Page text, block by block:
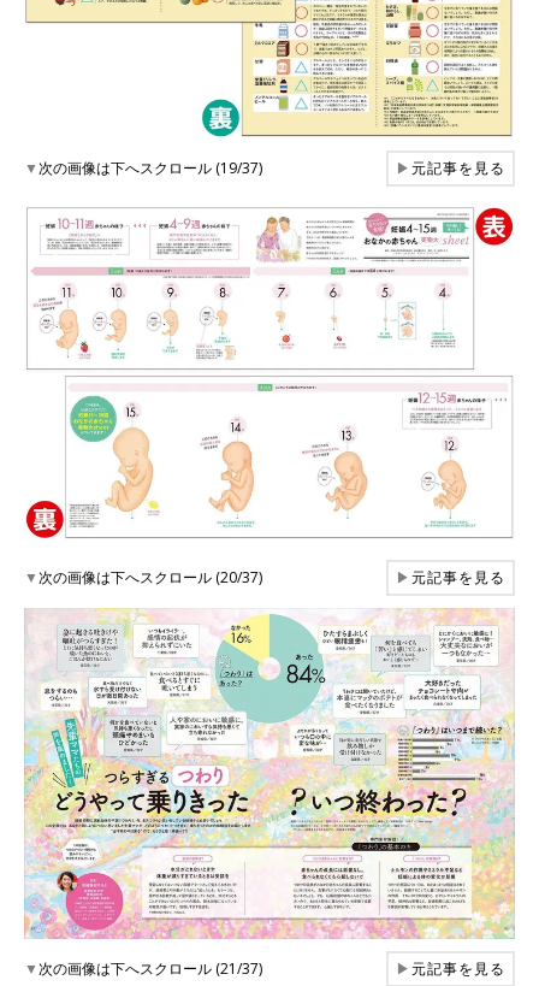
▼次の画像は下へスクロール (19/37) ▶元記事を見る
▼次の画像は下へスクロール (20/37) ▶元記事を見る
▼次の画像は下へスクロール (21/37) ▶元記事を見る